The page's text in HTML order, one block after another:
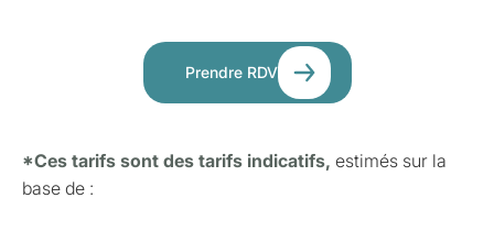
Prendre RDV
*Ces tarifs sont des tarifs indicatifs, estimés sur la
base de :